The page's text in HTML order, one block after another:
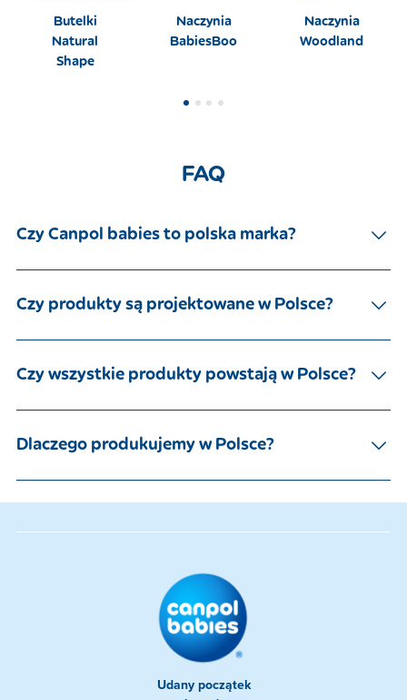
Butelki
Natural
Shape
Naczynia
BabiesBoo
Naczynia
Woodland
FAQ
Czy Canpol babies to polska marka?​
Czy produkty są projektowane w Polsce?​
Czy wszystkie produkty powstają w Polsce?​
Dlaczego produkujemy w Polsce?​
Udany początek